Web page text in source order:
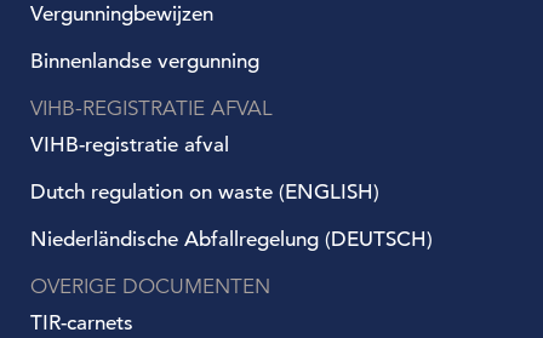
Vergunningbewijzen
Binnenlandse vergunning
VIHB-REGISTRATIE AFVAL
VIHB-registratie afval
Dutch regulation on waste (ENGLISH)
Niederländische Abfallregelung (DEUTSCH)
OVERIGE DOCUMENTEN
TIR-carnets